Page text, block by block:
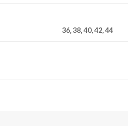
36, 38, 40, 42, 44